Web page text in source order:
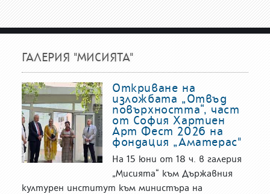
ГАЛЕРИЯ "МИСИЯТА"
Откриване на
изложбата „Отвъд
повърхността“, част
от София Хартиен
Арт Фест 2026 на
фондация „Аматерас"
На 15 юни от 18 ч. в галерия
„Мисията“ към Държавния
културен институт към министъра на